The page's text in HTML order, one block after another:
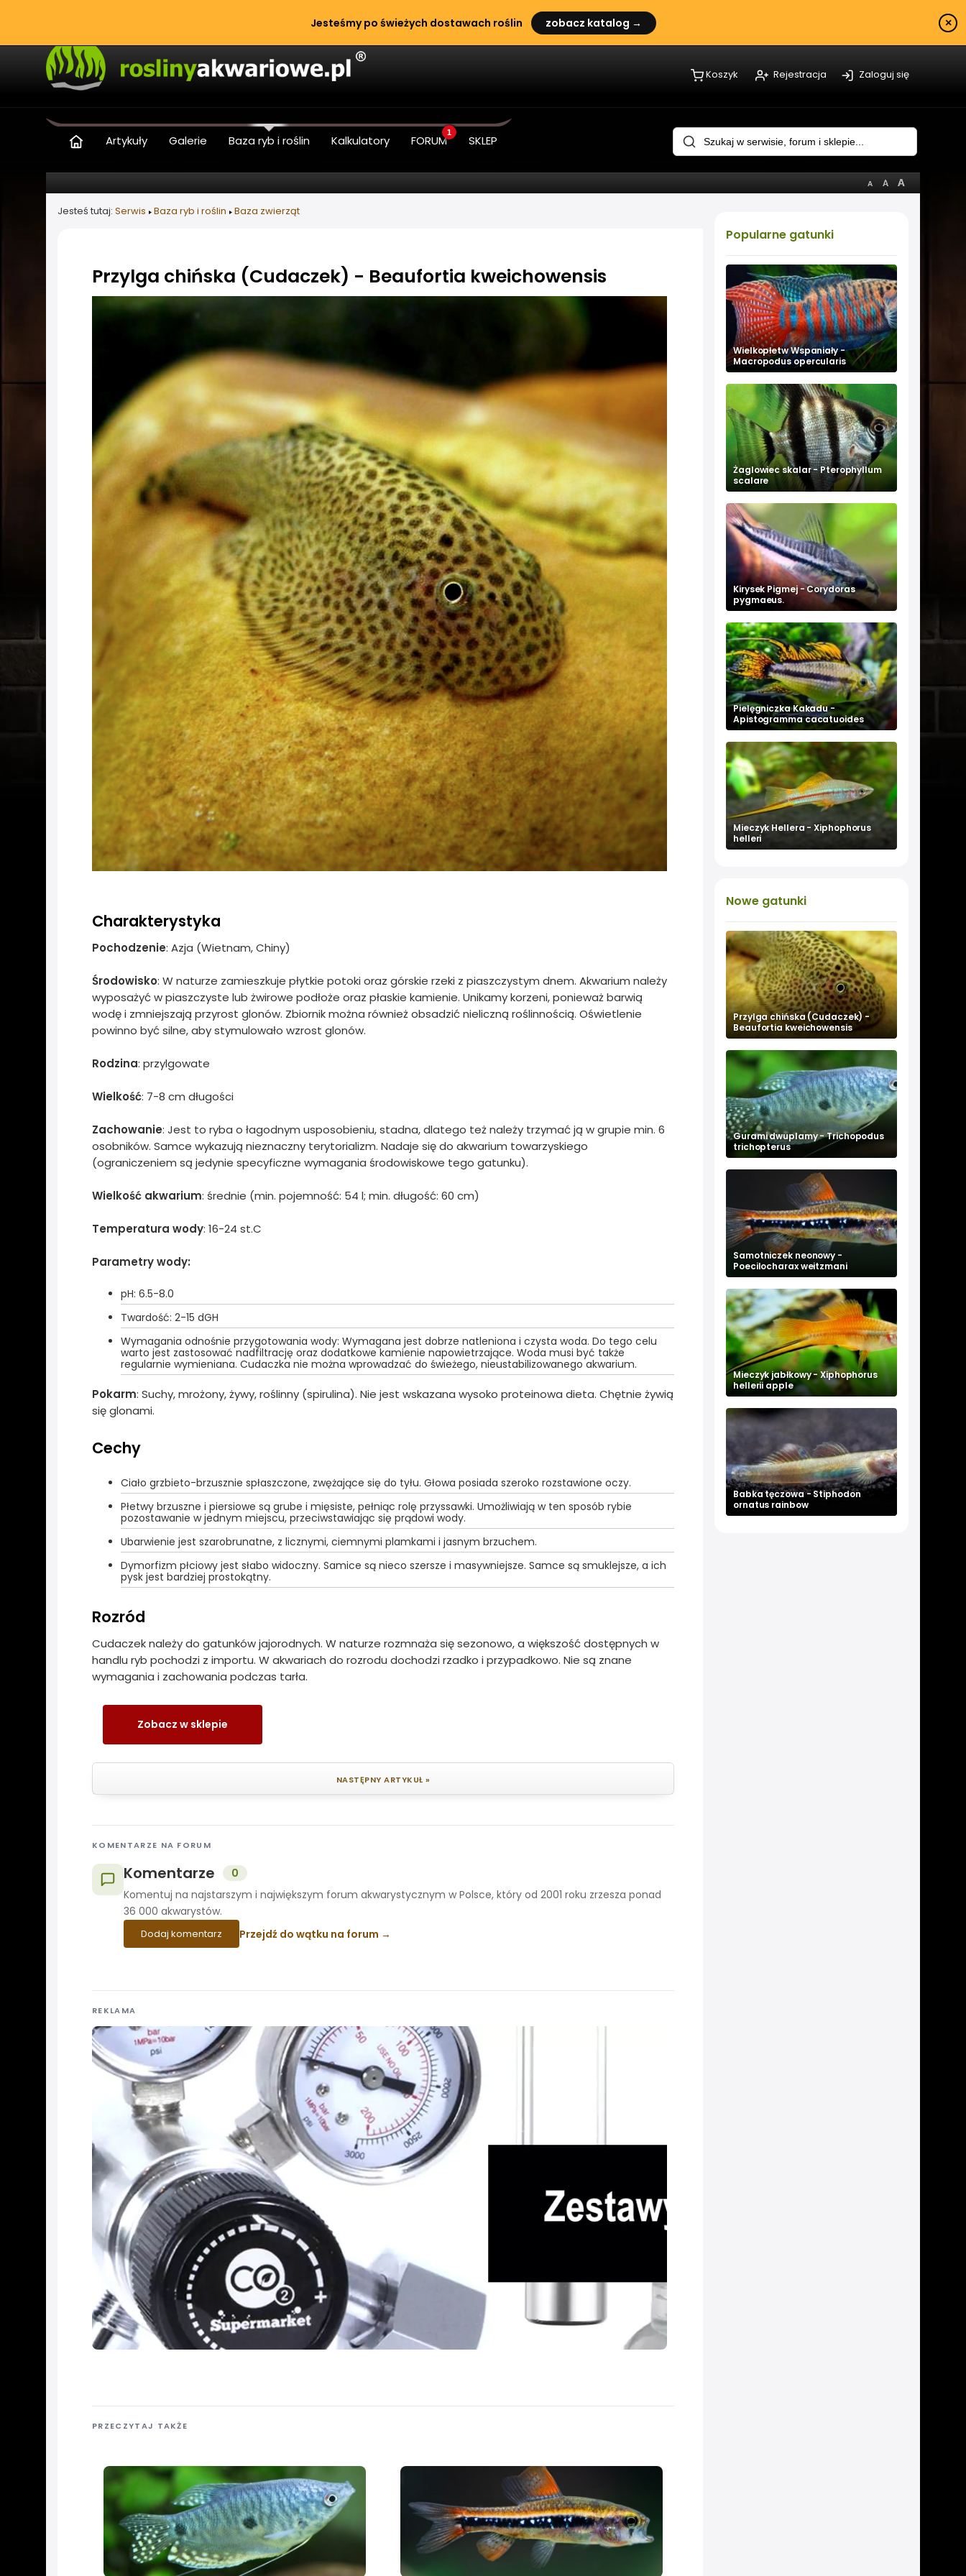
Jesteśmy po świeżych dostawach roślin zobacz katalog → ×
Koszyk Rejestracja Zaloguj się
Artykuły Galerie Baza ryb i roślin Kalkulatory FORUM
1
SKLEP
Popularne gatunki
Wielkopłetw Wspaniały -
Macropodus opercularis
Żaglowiec skalar - Pterophyllum
scalare
Kirysek Pigmej - Corydoras
pygmaeus.
Pielęgniczka Kakadu -
Apistogramma cacatuoides
Mieczyk Hellera - Xiphophorus
helleri
Nowe gatunki
Przylga chińska (Cudaczek) -
Beaufortia kweichowensis
Gurami dwuplamy - Trichopodus
trichopterus
Samotniczek neonowy -
Poecilocharax weitzmani
Mieczyk jabłkowy - Xiphophorus
hellerii apple
Babka tęczowa - Stiphodon
ornatus rainbow
Jesteś tutaj: Serwis Baza ryb i roślin Baza zwierząt
Przylga chińska (Cudaczek) - Beaufortia kweichowensis
Charakterystyka
Pochodzenie: Azja (Wietnam, Chiny)
Środowisko: W naturze zamieszkuje płytkie potoki oraz górskie rzeki z piaszczystym dnem. Akwarium należy
wyposażyć w piaszczyste lub żwirowe podłoże oraz płaskie kamienie. Unikamy korzeni, ponieważ barwią
wodę i zmniejszają przyrost glonów. Zbiornik można również obsadzić nieliczną roślinnością. Oświetlenie
powinno być silne, aby stymulowało wzrost glonów.
Rodzina: przylgowate
Wielkość: 7-8 cm długości
Zachowanie: Jest to ryba o łagodnym usposobieniu, stadna, dlatego też należy trzymać ją w grupie min. 6
osobników. Samce wykazują nieznaczny terytorializm. Nadaje się do akwarium towarzyskiego
(ograniczeniem są jedynie specyficzne wymagania środowiskowe tego gatunku).
Wielkość akwarium: średnie (min. pojemność: 54 l; min. długość: 60 cm)
Temperatura wody: 16-24 st.C
Parametry wody:
pH: 6.5-8.0
Twardość: 2-15 dGH
Wymagania odnośnie przygotowania wody: Wymagana jest dobrze natleniona i czysta woda. Do tego celu
warto jest zastosować nadfiltrację oraz dodatkowe kamienie napowietrzające. Woda musi być także
regularnie wymieniana. Cudaczka nie można wprowadzać do świeżego, nieustabilizowanego akwarium.
Pokarm: Suchy, mrożony, żywy, roślinny (spirulina). Nie jest wskazana wysoko proteinowa dieta. Chętnie żywią
się glonami.
Cechy
Ciało grzbieto-brzusznie spłaszczone, zwężające się do tyłu. Głowa posiada szeroko rozstawione oczy.
Płetwy brzuszne i piersiowe są grube i mięsiste, pełniąc rolę przyssawki. Umożliwiają w ten sposób rybie
pozostawanie w jednym miejscu, przeciwstawiając się prądowi wody.
Ubarwienie jest szarobrunatne, z licznymi, ciemnymi plamkami i jasnym brzuchem.
Dymorfizm płciowy jest słabo widoczny. Samice są nieco szersze i masywniejsze. Samce są smuklejsze, a ich
pysk jest bardziej prostokątny.
Rozród
Cudaczek należy do gatunków jajorodnych. W naturze rozmnaża się sezonowo, a większość dostępnych w
handlu ryb pochodzi z importu. W akwariach do rozrodu dochodzi rzadko i przypadkowo. Nie są znane
wymagania i zachowania podczas tarła.
Zobacz w sklepie
NASTĘPNY ARTYKUŁ »
KOMENTARZE NA FORUM
Komentarze
0
Komentuj na najstarszym i największym forum akwarystycznym w Polsce, który od 2001 roku zrzesza ponad
36 000 akwarystów.
Dodaj komentarz Przejdź do wątku na forum
REKLAMA
PRZECZYTAJ TAKŻE